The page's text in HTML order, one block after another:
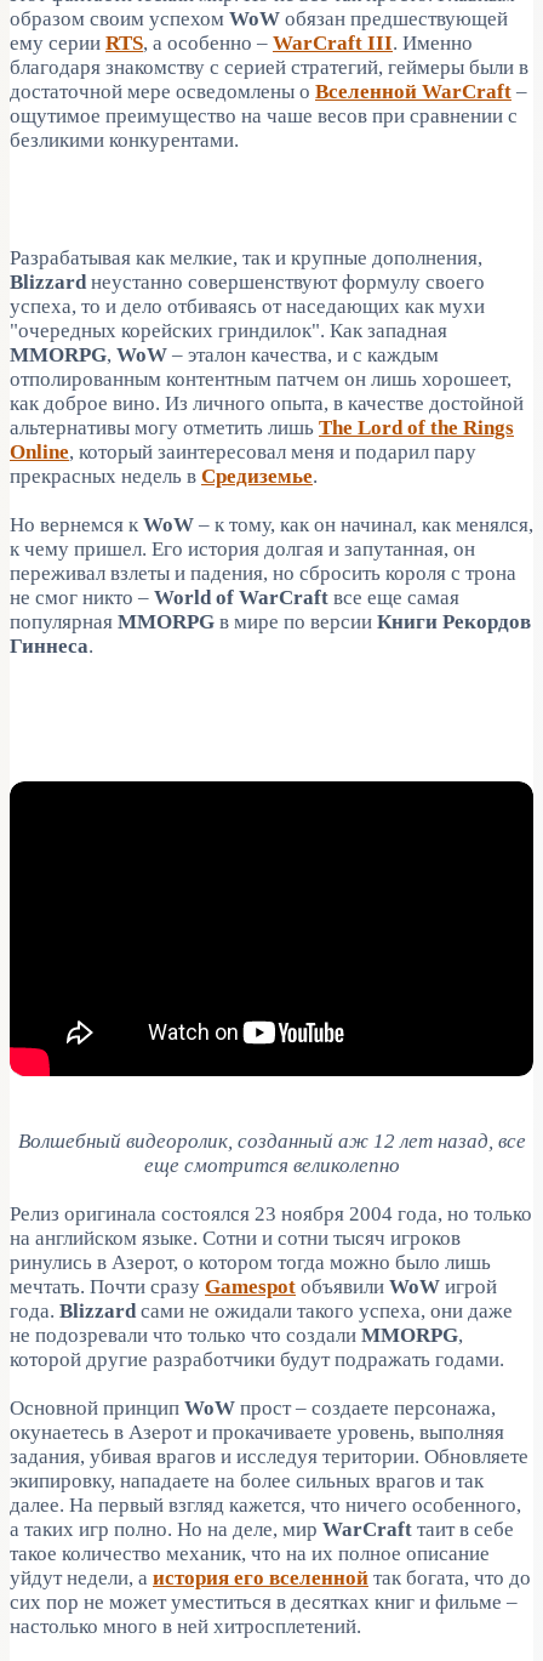
образом своим успехом WoW обязан предшествующей
ему серии RTS, а особенно – WarCraft III. Именно
благодаря знакомству с серией стратегий, геймеры были в
достаточной мере осведомлены о Вселенной WarCraft –
ощутимое преимущество на чаше весов при сравнении с
безликими конкурентами.
Разрабатывая как мелкие, так и крупные дополнения,
Blizzard неустанно совершенствуют формулу своего
успеха, то и дело отбиваясь от наседающих как мухи
"очередных корейских гриндилок". Как западная
MMORPG, WoW – эталон качества, и с каждым
отполированным контентным патчем он лишь хорошеет,
как доброе вино. Из личного опыта, в качестве достойной
альтернативы могу отметить лишь The Lord of the Rings
Online, который заинтересовал меня и подарил пару
прекрасных недель в Средиземье.
Но вернемся к WoW – к тому, как он начинал, как менялся,
к чему пришел. Его история долгая и запутанная, он
переживал взлеты и падения, но сбросить короля с трона
не смог никто – World of WarCraft все еще самая
популярная MMORPG в мире по версии Книги Рекордов
Гиннеса.
Волшебный видеоролик, созданный аж 12 лет назад, все
еще смотрится великолепно
Релиз оригинала состоялся 23 ноября 2004 года, но только
на английском языке. Сотни и сотни тысяч игроков
ринулись в Азерот, о котором тогда можно было лишь
мечтать. Почти сразу Gamespot объявили WoW игрой
года. Blizzard сами не ожидали такого успеха, они даже
не подозревали что только что создали MMORPG,
которой другие разработчики будут подражать годами.
Основной принцип WoW прост – создаете персонажа,
окунаетесь в Азерот и прокачиваете уровень, выполняя
задания, убивая врагов и исследуя територии. Обновляете
экипировку, нападаете на более сильных врагов и так
далее. На первый взгляд кажется, что ничего особенного,
а таких игр полно. Но на деле, мир WarCraft таит в себе
такое количество механик, что на их полное описание
уйдут недели, а история его вселенной так богата, что до
сих пор не может уместиться в десятках книг и фильме –
настолько много в ней хитросплетений.